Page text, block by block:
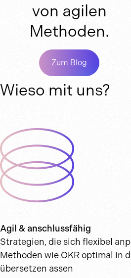
von agilen
Methoden.
Zum Blog
Wieso mit uns?
Agil & anschlussfähig
Strategien, die sich flexibel
Methoden wie OKR optimal in
übersetzen assen